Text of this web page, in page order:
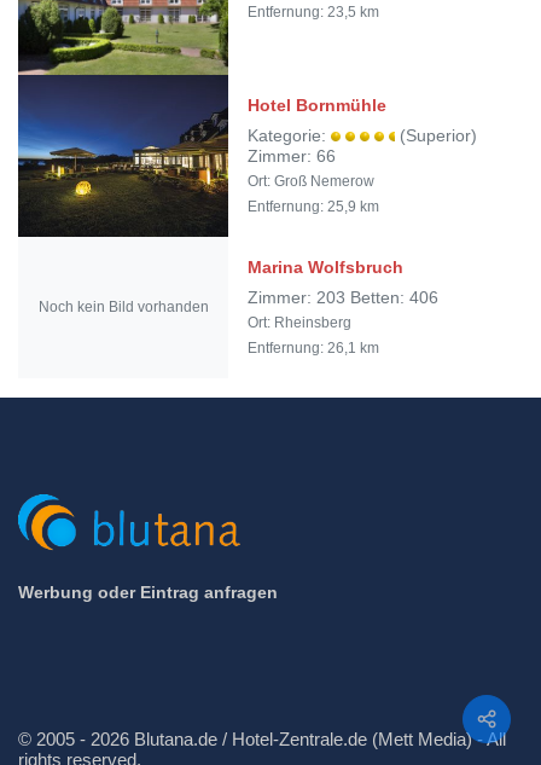
Teilen
Entfernung: 23,5 km
Hotel Bornmühle
Kategorie:
(Superior)
Zimmer: 66
Ort: Groß Nemerow
Entfernung: 25,9 km
Noch kein Bild vorhanden
Marina Wolfsbruch
Zimmer: 203 Betten: 406
Ort: Rheinsberg
Entfernung: 26,1 km
Werbung oder Eintrag anfragen
© 2005 - 2026 Blutana.de / Hotel-Zentrale.de (Mett Media) - All
rights reserved.